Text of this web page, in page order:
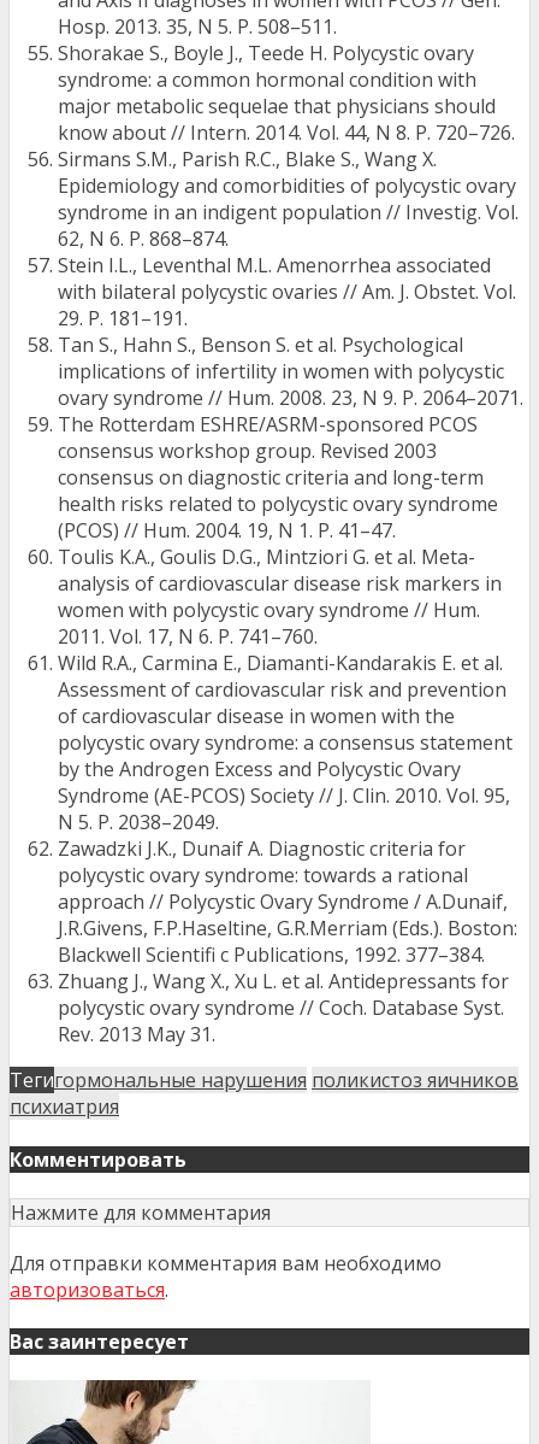
Hosp. 2013. 35, N 5. P. 508–511.
Shorakae S., Boyle J., Teede H. Polycystic ovary
syndrome: a common hormonal condition with
major metabolic sequelae that physicians should
know about // Intern. 2014. Vol. 44, N 8. P. 720–726.
Sirmans S.M., Parish R.C., Blake S., Wang X.
Epidemiology and comorbidities of polycystic ovary
syndrome in an indigent population // Investig. Vol.
62, N 6. P. 868–874.
Stein I.L., Leventhal M.L. Amenorrhea associated
with bilateral polycystic ovaries // Am. J. Obstet. Vol.
29. P. 181–191.
Tan S., Hahn S., Benson S. et al. Psychological
implications of infertility in women with polycystic
ovary syndrome // Hum. 2008. 23, N 9. Р. 2064–2071.
The Rotterdam ESHRE/ASRM-sponsored PCOS
consensus workshop group. Revised 2003
consensus on diagnostic criteria and long-term
health risks related to polycystic ovary syndrome
(PCOS) // Hum. 2004. 19, N 1. P. 41–47.
Toulis K.A., Goulis D.G., Mintziori G. et al. Meta-
analysis of cardiovascular disease risk markers in
women with polycystic ovary syndrome // Hum.
2011. Vol. 17, N 6. P. 741–760.
Wild R.A., Carmina E., Diamanti-Kandarakis E. et al.
Assessment of cardiovascular risk and prevention
of cardiovascular disease in women with the
polycystic ovary syndrome: a consensus statement
by the Androgen Excess and Polycystic Ovary
Syndrome (AE-PCOS) Society // J. Clin. 2010. Vol. 95,
N 5. P. 2038–2049.
Zawadzki J.K., Dunaif A. Diagnostic criteria for
polycystic ovary syndrome: towards a rational
approach // Polycystic Ovary Syndrome / A.Dunaif,
J.R.Givens, F.P.Haseltine, G.R.Merriam (Eds.). Boston:
Blackwell Scientifi c Publications, 1992. 377–384.
Zhuang J., Wang X., Xu L. et al. Antidepressants for
polycystic ovary syndrome // Coch. Database Syst.
Rev. 2013 May 31.
Тегигормональные нарушения поликистоз яичников
психиатрия
Комментировать
Нажмите для комментария
Для отправки комментария вам необходимо
авторизоваться.
Вас заинтересует